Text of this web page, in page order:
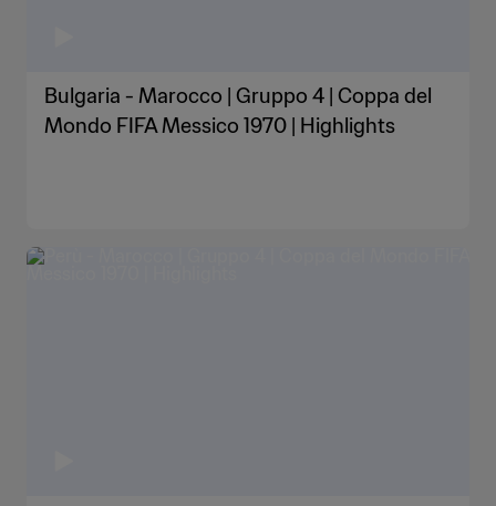
Bulgaria - Marocco | Gruppo 4 | Coppa del
Mondo FIFA Messico 1970 | Highlights